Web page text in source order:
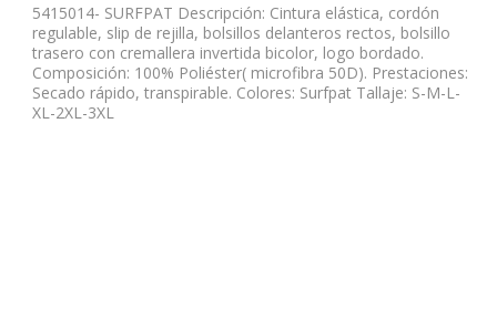
5415014- SURFPAT Descripción: Cintura elástica, cordón
regulable, slip de rejilla, bolsillos delanteros rectos, bolsillo
trasero con cremallera invertida bicolor, logo bordado.
Composición: 100% Poliéster( microfibra 50D). Prestaciones:
Secado rápido, transpirable. Colores: Surfpat Tallaje: S-M-L-
XL-2XL-3XL